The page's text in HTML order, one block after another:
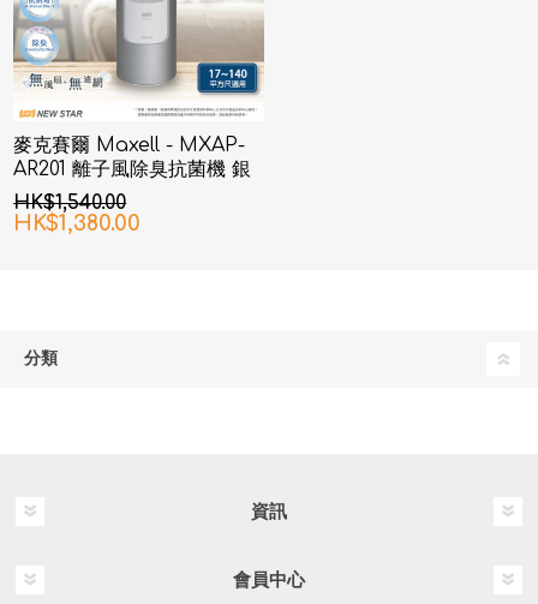
麥克賽爾 Maxell - MXAP-
AR201 離子風除臭抗菌機 銀
色
HK$1,540.00
HK$1,380.00
分類
資訊
會員中心